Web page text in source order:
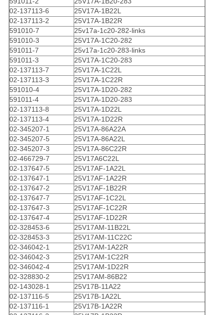
02-137113-6
25V17A-1B22L
02-137113-2
25V17A-1B22R
591010-7
25v17a-1c20-282-links
591010-3
25V17A-1C20-282
591011-7
25v17a-1c20-283-links
591011-3
25V17A-1C20-283
02-137113-7
25V17A-1C22L
02-137113-3
25V17A-1C22R
591010-4
25V17A-1D20-282
591011-4
25V17A-1D20-283
02-137113-8
25V17A-1D22L
02-137113-4
25V17A-1D22R
02-345207-1
25V17A-86A22A
02-345207-5
25V17A-86A22L
02-345207-3
25V17A-86C22R
02-466729-7
25V17A6C22L
02-137647-5
25V17AF-1A22L
02-137647-1
25V17AF-1A22R
02-137647-2
25V17AF-1B22R
02-137647-7
25V17AF-1C22L
02-137647-3
25V17AF-1C22R
02-137647-4
25V17AF-1D22R
02-328453-6
25V17AM-11B22L
02-328453-3
25V17AM-11C22C
02-346042-1
25V17AM-1A22R
02-346042-3
25V17AM-1C22R
02-346042-4
25V17AM-1D22R
02-328830-2
25V17AM-86B22
02-143028-1
25V17B-11A22
02-137116-5
25V17B-1A22L
02-137116-1
25V17B-1A22R